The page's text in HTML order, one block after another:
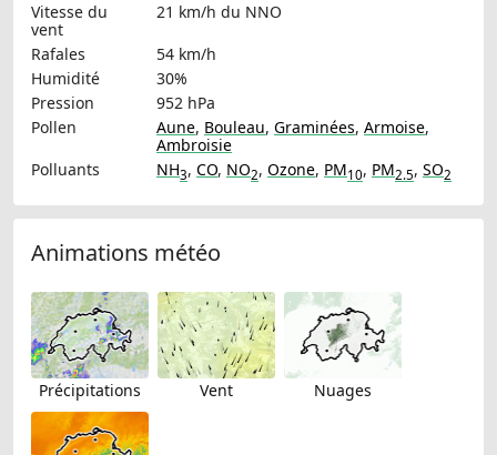
Vitesse du
vent
21 km/h du NNO
Rafales
54 km/h
Humidité
30%
Pression
952 hPa
Pollen
Aune, Bouleau, Graminées, Armoise,
Ambroisie
Polluants
NH3, CO, NO2, Ozone, PM10, PM2.5, SO2
Animations météo
Précipitations Vent Nuages